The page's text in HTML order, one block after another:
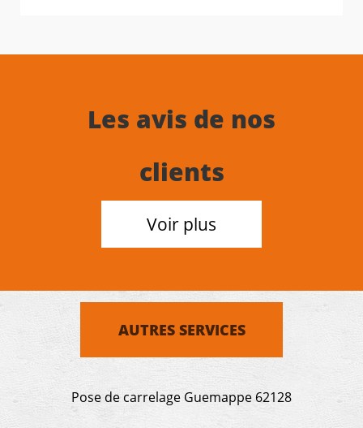
Les avis de nos
clients
Voir plus
AUTRES SERVICES
Pose de carrelage Guemappe 62128